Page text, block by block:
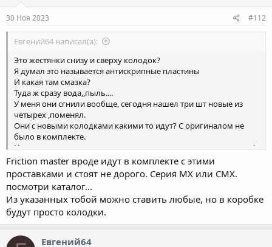
30 Ноя 2023 #112
Евгений64 написал(а):
Это жестянки снизу и сверху колодок?
Я думал это называется антискрипные пластины
И какая там смазка?
Туда ж сразу вода,,пыль....
У меня они сгнили вообще, сегодня нашел три шт новые из
четырех ,поменял.
Они с новыми колодками какими то идут? С оригиналом не
было в комплекте.
Ну и до кучи сто на сегодня из неоригинала на замену купить (
желательно с этими пластинами,т к. Одна осталась старая.
Может из-за них млин колодки за 25 тыс почти сточились?
Пальцы то мазали,они под пыльником а эти жестянки нет
Такое есть в экзисте по разумной цене
Kashiyama
Sangsin
G-brake
Friction master вроде идут в комплекте с этими
проставками и стоят не дорого. Серия MX или CMX.
посмотри каталог...
Из указанных тобой можно ставить любые, но в коробке
будут просто колодки.
Евгений64